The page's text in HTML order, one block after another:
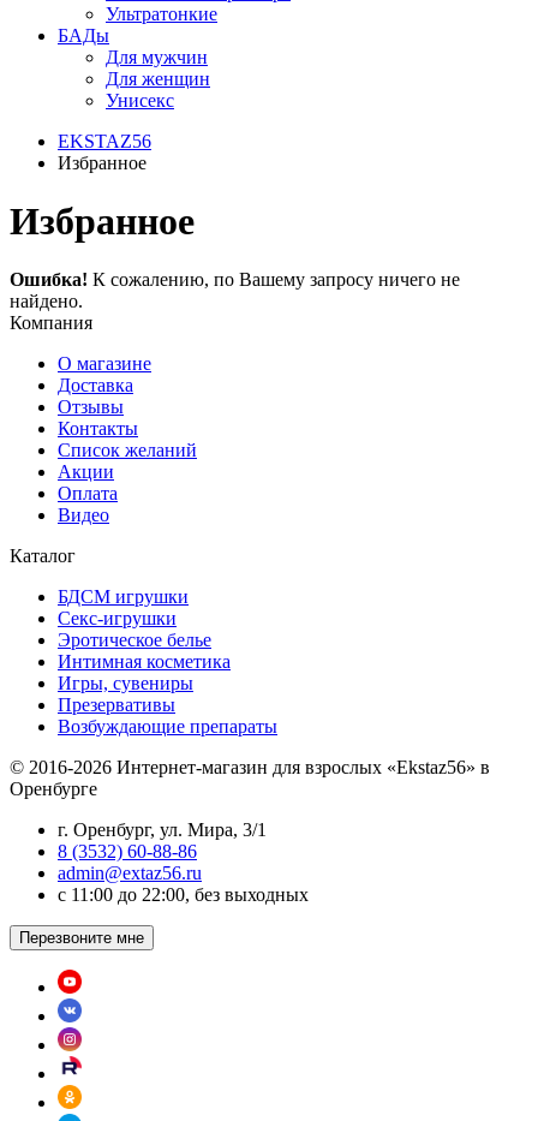
Ультратонкие
БАДы
Для мужчин
Для женщин
Унисекс
EKSTAZ56
Избранное
Избранное
Ошибка! К сожалению, по Вашему запросу ничего не
найдено.
Компания
О магазине
Доставка
Отзывы
Контакты
Список желаний
Акции
Оплата
Видео
Каталог
БДСМ игрушки
Секс-игрушки
Эротическое белье
Интимная косметика
Игры, сувениры
Презервативы
Возбуждающие препараты
© 2016-2026 Интернет-магазин для взрослых «Ekstaz56» в
Оренбурге
г. Оренбург, ул. Мира, 3/1
8 (3532) 60-88-86
admin@extaz56.ru
c 11:00 до 22:00, без выходных
Перезвоните мне